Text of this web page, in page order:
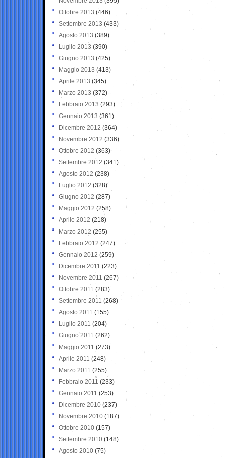
Ottobre 2013 (446)
Settembre 2013 (433)
Agosto 2013 (389)
Luglio 2013 (390)
Giugno 2013 (425)
Maggio 2013 (413)
Aprile 2013 (345)
Marzo 2013 (372)
Febbraio 2013 (293)
Gennaio 2013 (361)
Dicembre 2012 (364)
Novembre 2012 (336)
Ottobre 2012 (363)
Settembre 2012 (341)
Agosto 2012 (238)
Luglio 2012 (328)
Giugno 2012 (287)
Maggio 2012 (258)
Aprile 2012 (218)
Marzo 2012 (255)
Febbraio 2012 (247)
Gennaio 2012 (259)
Dicembre 2011 (223)
Novembre 2011 (267)
Ottobre 2011 (283)
Settembre 2011 (268)
Agosto 2011 (155)
Luglio 2011 (204)
Giugno 2011 (262)
Maggio 2011 (273)
Aprile 2011 (248)
Marzo 2011 (255)
Febbraio 2011 (233)
Gennaio 2011 (253)
Dicembre 2010 (237)
Novembre 2010 (187)
Ottobre 2010 (157)
Settembre 2010 (148)
Agosto 2010 (75)